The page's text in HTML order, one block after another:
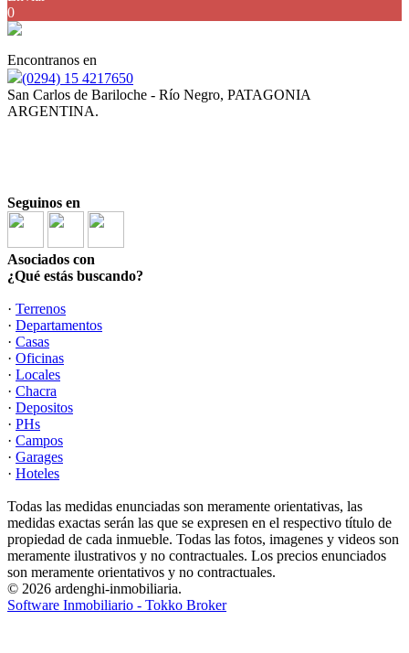
0
Encontranos en
(0294) 15 4217650
San Carlos de Bariloche - Río Negro, PATAGONIA
ARGENTINA.
Seguinos en
Asociados con
¿Qué estás buscando?
· Terrenos
· Departamentos
· Casas
· Oficinas
· Locales
· Chacra
· Depositos
· PHs
· Campos
· Garages
· Hoteles
Todas las medidas enunciadas son meramente orientativas, las
medidas exactas serán las que se expresen en el respectivo título de
propiedad de cada inmueble. Todas las fotos, imagenes y videos son
meramente ilustrativos y no contractuales. Los precios enunciados
son meramente orientativos y no contractuales.
© 2026 ardenghi-inmobiliaria.
Software Inmobiliario - Tokko Broker